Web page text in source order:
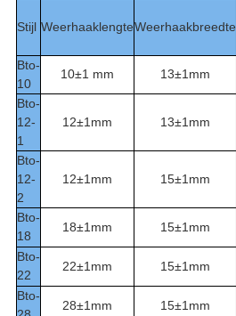
Stijl WeerhaaklengteWeerhaakbreedte
Bto-
10
10±1 mm 13±1mm
Bto-
12-
1
12±1mm 13±1mm
Bto-
12-
2
12±1mm 15±1mm
Bto-
18
18±1mm 15±1mm
Bto-
22
22±1mm 15±1mm
Bto-
28±1mm 15±1mm